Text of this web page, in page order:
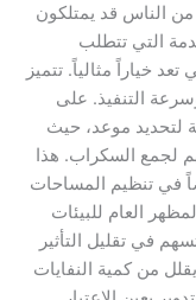
الناس قد يمتلكون
التي تتطلب
خياراً مثالياً. تتميز
التنفيذ. على
لتحديد موعد، حيث
لجمع السكراب. هذا
تنظيم المساحات
العام للبيئات
في تقليل التأثير
من كمية النفايات